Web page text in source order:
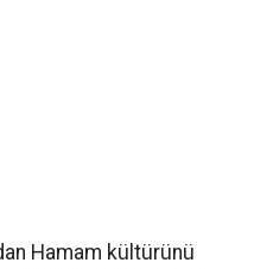
Hamam kültürünü